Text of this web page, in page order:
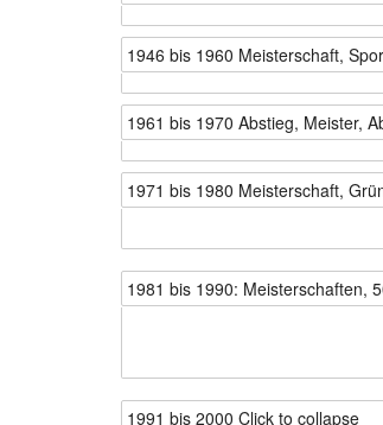
1946 bis 1960 Meisterschaft,
1961 bis 1970 Abstieg, Meister,
1971 bis 1980 Meisterschaft,
1981 bis 1990: Meisterschaften,
1991 bis 2000 Click to collapse